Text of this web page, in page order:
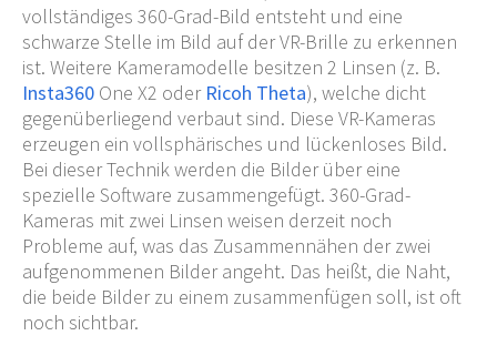
vollständiges 360-Grad-Bild entsteht und eine
schwarze Stelle im Bild auf der VR-Brille zu erkennen
ist. Weitere Kameramodelle besitzen 2 Linsen (z. B.
Insta360 One X2 oder Ricoh Theta), welche dicht
gegenüberliegend verbaut sind. Diese VR-Kameras
erzeugen ein vollsphärisches und lückenloses Bild.
Bei dieser Technik werden die Bilder über eine
spezielle Software zusammengefügt. 360-Grad-
Kameras mit zwei Linsen weisen derzeit noch
Probleme auf, was das Zusammennähen der zwei
aufgenommenen Bilder angeht. Das heißt, die Naht,
die beide Bilder zu einem zusammenfügen soll, ist oft
noch sichtbar.